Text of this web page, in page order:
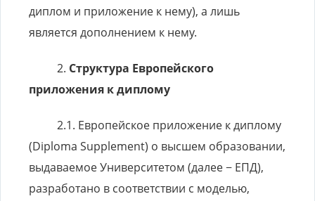
диплом и приложение к нему), а лишь
является дополнением к нему.
Структура Европейского
приложения к диплому
Европейское приложение к диплому
(Diploma Supplement) о высшем образовании,
выдаваемое Университетом (далее − ЕПД),
разработано в соответствии с моделью,